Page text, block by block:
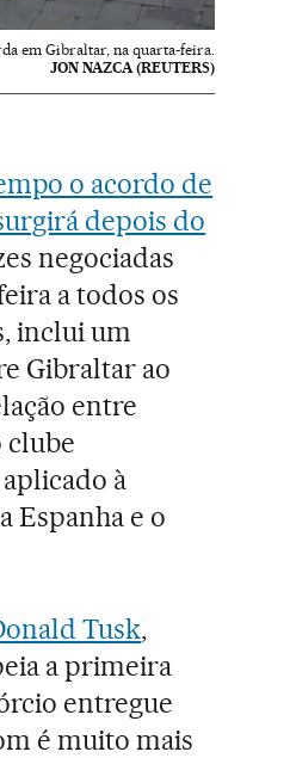
em Gibraltar, na quarta-feira.
JON NAZCA (REUTERS)
o acordo de
depois do
negociadas
a todos os
inclui um
Gibraltar ao
entre
clube
à
Espanha e o
Tusk,
a primeira
entregue
é muito mais